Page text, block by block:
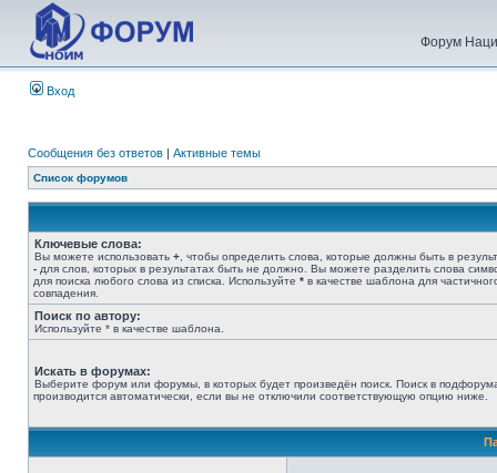
Форум
Вход
Сообщения без ответов | Активные темы
Список форумов
Ключевые слова:
Вы можете использовать + , чтобы определить слова, которые должны быть в
- для слов, которых в результатах быть не должно. Вы можете разделить слова
для поиска любого слова из списка. Используйте * в качестве шаблона для
совпадения.
Поиск по автору:
Используйте * в качестве шаблона.
Искать в форумах:
Выберите форум или форумы, в которых будет произведён поиск. Поиск в
производится автоматически, если вы не отключили соответствующую опцию ниже.